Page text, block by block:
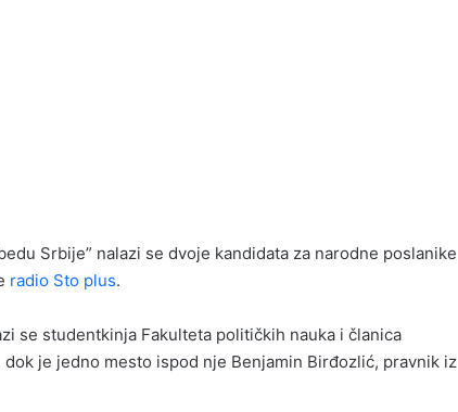
Srbije” nalazi se dvoje kandidata za narodne poslanike
radio Sto plus.
se studentkinja Fakulteta političkih nauka i članica
je jedno mesto ispod nje Benjamin Birđozlić, pravnik iz